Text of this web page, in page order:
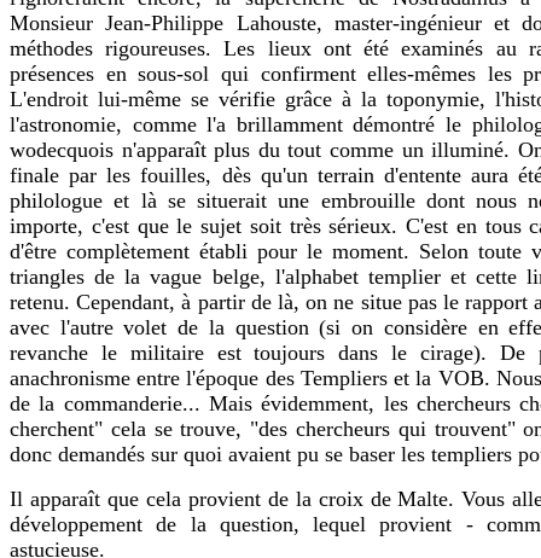
Monsieur Jean-Philippe Lahouste, master-ingénieur et
méthodes rigoureuses. Les lieux ont été examinés au
présences en sous-sol qui confirment elles-mêmes les
L'endroit lui-même se vérifie grâce à la toponymie,
l'astronomie, comme l'a brillamment démontré le
wodecquois n'apparaît plus du tout comme un illuminé.
finale par les fouilles, dès qu'un terrain d'entente aura
philologue et là se situerait une embrouille dont nous
importe, c'est que le sujet soit très sérieux. C'est en tous
d'être complètement établi pour le moment. Selon toute
triangles de la vague belge, l'alphabet templier et cette
retenu. Cependant, à partir de là, on ne situe pas le
avec l'autre volet de la question (si on considère en
revanche le militaire est toujours dans le cirage).
anachronisme entre l'époque des Templiers et la VOB.
de la commanderie... Mais évidemment, les chercheurs
cherchent" cela se trouve, "des chercheurs qui trouvent"
donc demandés sur quoi avaient pu se baser les templiers
Il apparaît que cela provient de la croix de Malte. Vous
développement de la question, lequel provient -
astucieuse.